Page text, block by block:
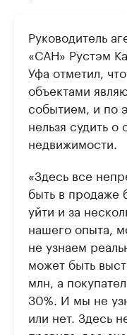
Руководитель
«САН» Рустэм
Уфа отметил,
объектами
событием, и по
нельзя судить
недвижимости.
«Здесь все
быть в продаже
уйти и за
нашего опыта,
не узнаем
может быть
млн, а
30%. И мы не
или нет. Здесь